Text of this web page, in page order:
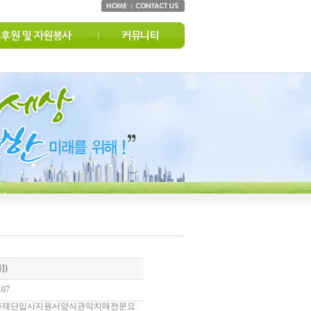
후원 및 자원봉사 커뮤니티
])
재단입사지원서양식관악치매전문요